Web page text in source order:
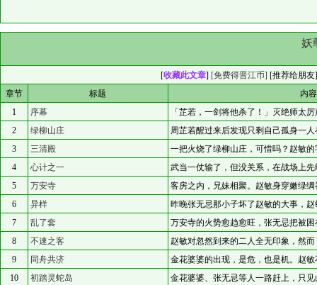
妖
[收藏此文章] [免费得晋江币] [推荐给朋友
章节
标题
内
1
序幕
「芷若，一剑将他杀了！」灭绝师
2
绿柳山庄
周芷若醒过来后发现只剩自己孤身一
3
三清殿
一把火烧了绿柳山庄，可惜吗？赵敏
4
心计之一
武当一仗输了，但没关系，在战场上
5
万安寺
客房之内，兄妹相聚。赵敏身穿嫩绿
6
异样
昨晚张无忌那小子坏了赵敏的大事，
7
乱了套
万安寺的火势愈趋愈旺，张无忌把被
8
不速之客
赵敏对忽然到来的二人全无印象，然
9
同舟共济
金花婆婆的出现，是危，也是机。赵
10
初踏灵蛇岛
金花婆婆、张无忌等人一路赶上，只